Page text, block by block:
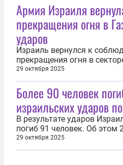
ХАМАС зеркалит эти
Тель-Авива попыткой
возобновить войну. При
Армия Израиля
прекращения огня в
ударов
Израиль вернулся к
прекращения огня в
десяткам целей
Об этом 29 октября
Армии обороны Израиля
соответствии с
руководства и после серии
были...
29 октября 2025
Более 90 человек
израильских ударов
В результате ударов
погиб 91 человек. Об этом
телеканал Al Jazeera.
удара Армии обороны
29 октября 2025